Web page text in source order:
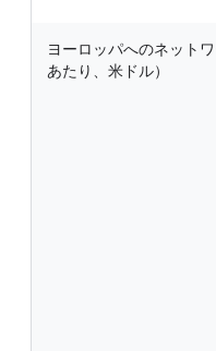
ヨーロッパへのネット
あたり、米ドル）